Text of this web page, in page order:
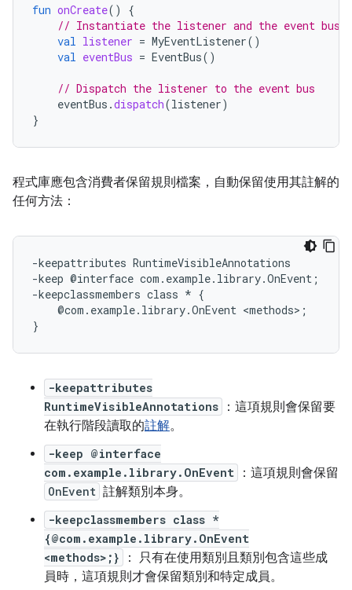
fun onCreate()
{
// Instantiate the listener and the event bus
val listener = MyEventListener()
val eventBus = EventBus()
// Dispatch the listener to the event bus
eventBus .dispatch(listener)
}
程式庫應包含消費者保留規則檔案，自動保留使用其註解的
任何方法：
-keepattributes RuntimeVisibleAnnotations
-keep @interface com.example.library.OnEvent;
-keepclassmembers class * {
    @com.example.library.OnEvent <methods>;
-keepattributes
RuntimeVisibleAnnotations
：這項規則會保留要
在執行階段讀取的註解。
-keep @interface
com.example.library.OnEvent
：這項規則會保留
OnEvent 註解類別本身。
-keepclassmembers class *
{@com.example.library.OnEvent
<methods>;}
： 只有在使用類別且類別包含這些成
員時，這項規則才會保留類別和特定成員。